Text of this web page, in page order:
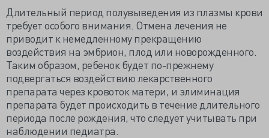
Длительный период полувыведения из плазмы крови
требует особого внимания. Отмена лечения не
приводит к немедленному прекращению
воздействия на эмбрион, плод или новорожденного.
Таким образом, ребенок будет по-прежнему
подвергаться воздействию лекарственного
препарата через кровоток матери, и элиминация
препарата будет происходить в течение длительного
периода после рождения, что следует учитывать при
наблюдении педиатра.